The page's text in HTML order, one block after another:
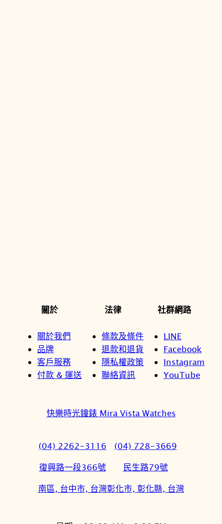
關於
關於我們
品牌
客戶服務
付款 & 運送
法律
條款及條件
退款和退貨
隱私權政策
聯絡資訊
社群網路
LINE
Facebook
Instagram
YouTube
快樂時光鐘錶 Mira Vista Watches
(04) 2262-3116
復興路一段366號
南區, 台中市, 台灣
(04) 728-3669
民生路79號
彰化市, 彰化縣, 台灣